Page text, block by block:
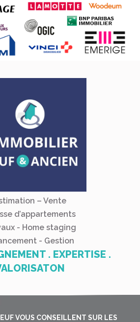
– Vente
d’appartements
- Home staging
- Gestion
. EXPERTISE .
VOUS CONSEILLENT SUR LES